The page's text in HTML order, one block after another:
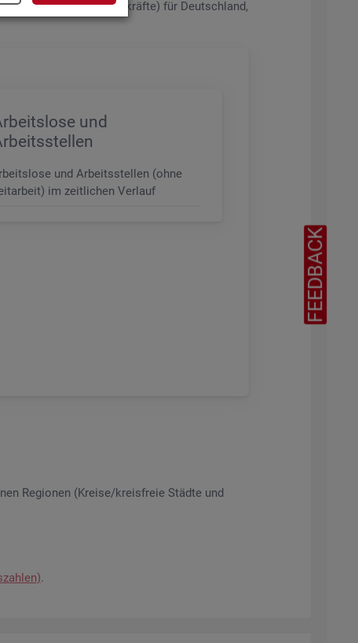
(z.B. Fach­kräf­te) für Deutsch­land,
und
und Arbeitsstellen (ohne
im zeitlichen Verlauf
Re­gio­nen (Krei­se/kreis­freie Städ­te und
.
FEEDBACK